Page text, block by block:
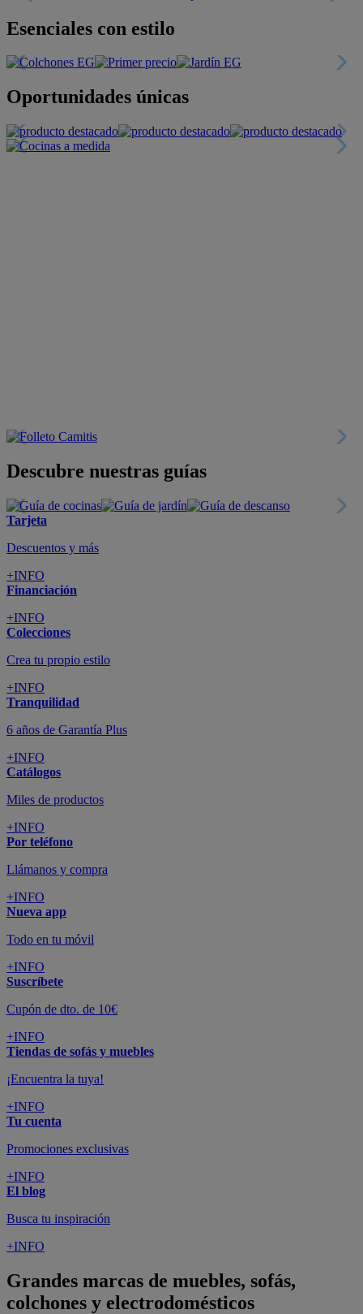
Esenciales con estilo
Oportunidades únicas
Descubre nuestras guías
Tarjeta
Descuentos y más
+INFO
Financiación
+INFO
Colecciones
Crea tu propio estilo
+INFO
Tranquilidad
6 años de Garantía Plus
+INFO
Catálogos
Miles de productos
+INFO
Por teléfono
Llámanos y compra
+INFO
Nueva app
Todo en tu móvil
+INFO
Suscríbete
Cupón de dto. de 10€
+INFO
Tiendas de sofás y muebles
¡Encuentra la tuya!
+INFO
Tu cuenta
Promociones exclusivas
+INFO
El blog
Busca tu inspiración
+INFO
Grandes marcas de muebles, sofás,
colchones y electrodomésticos